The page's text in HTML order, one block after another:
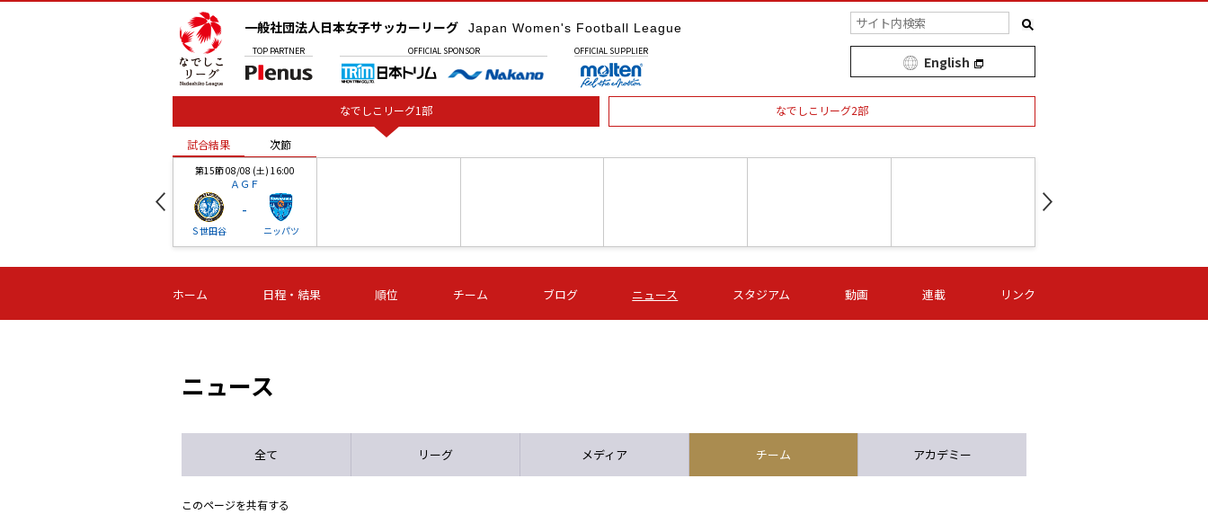
一般社団法人日本女子サッカーリーグ Japan Women's Football League
TOP PARTNER OFFICIAL SPONSOR OFFICIAL SUPPLIER
English
なでしこリーグ1部 なでしこリーグ2部
試合結果 次節
第15節 08/08 (土) 16:00
ＡＧＦ
Ｓ世田谷
-
ニッパツ
-
第16節 09/05 (土) 15:00
ニッパツ
-
第16節 09/05 (土) 15:00
石人の星
-
第16節 09/05 (土) 16:00
ＡＧＦ
-
いちご
-
第16節 09/06 (日) 15:00
-
第16節 09/06 (日) 15:00
- -
試合結果 次節
ホーム 日程・結果 順位 チーム ブログ ニュース スタジアム 動画 連載 リンク
ニュース
全て リーグ メディア チーム アカデミー
このページを共有する